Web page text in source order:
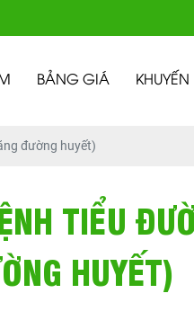
BẢNG GIÁ KHUYẾN
đường huyết)
TIỂU
HUYẾT)